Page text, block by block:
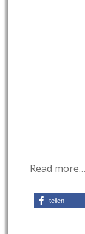
Read
teilen